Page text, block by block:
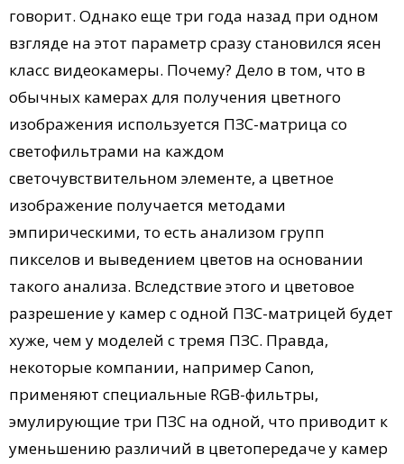
говорит. Однако еще три года назад при одном
взгляде на этот параметр сразу становился ясен
класс видеокамеры. Почему? Дело в том, что в
обычных камерах для получения цветного
изображения используется ПЗС-матрица со
светофильтрами на каждом
светочувствительном элементе, а цветное
изображение получается методами
эмпирическими, то есть анализом групп
пикселов и выведением цветов на основании
такого анализа. Вследствие этого и цветовое
разрешение у камер с одной ПЗС-матрицей будет
хуже, чем у моделей с тремя ПЗС. Правда,
некоторые компании, например Canon,
применяют специальные RGB-фильтры,
эмулирующие три ПЗС на одной, что приводит к
уменьшению различий в цветопередаче у камер